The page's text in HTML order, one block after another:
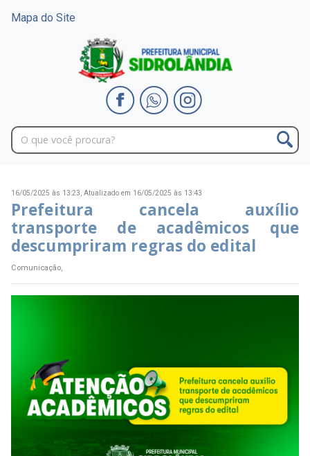
Mapa do Site
16/05/2025 às 13:23, Atualizado em 16/05/2025 às 13:43
Prefeitura cancela auxílio
transporte de acadêmicos que
descumpriram regras do edital
Comunicação,